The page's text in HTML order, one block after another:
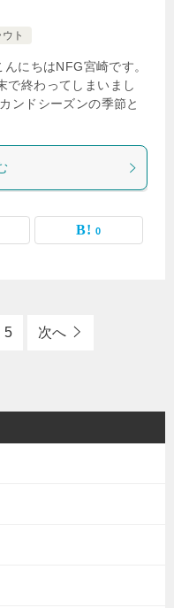
ト
ちはNFG宮崎です。
で終わってしまいまし
ンドシーズンの季節と
0
5 次へ